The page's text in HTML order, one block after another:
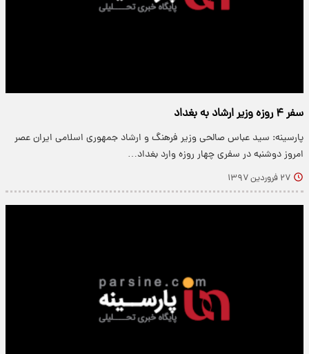
سفر ۴ روزه وزیر ارشاد به بغداد
پارسینه: سید عباس صالحی وزیر فرهنگ و ارشاد جمهوری اسلامی ایران عصر
امروز دوشنبه در سفری چهار روزه وارد بغداد…
۲۷ فروردین ۱۳۹۷